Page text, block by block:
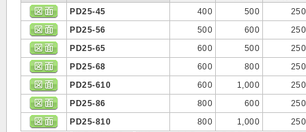
PD25-45 400 500
250
PD25-56
500 600
250
PD25-65
600 500
250
PD25-68
600 800
250
PD25-610
600 1,000
250
PD25-86
800 600
250
PD25-810
800 1,000 250